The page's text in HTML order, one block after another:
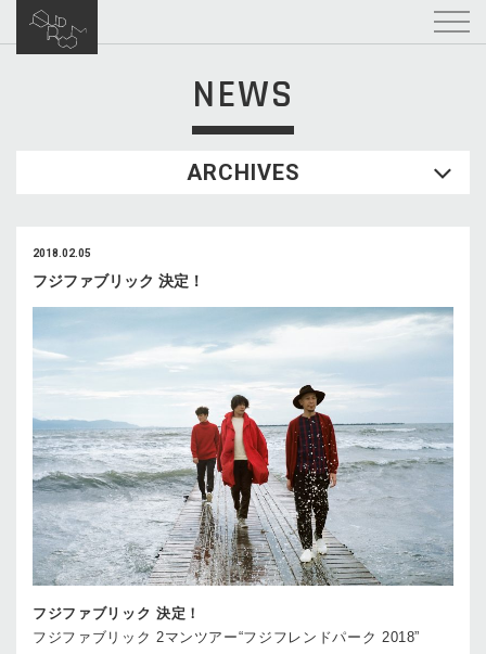
NEWS
ARCHIVES
2018.02.05
フジファブリック 決定！
フジファブリック 決定！
フジファブリック 2マンツアー“フジフレンドパーク 2018”